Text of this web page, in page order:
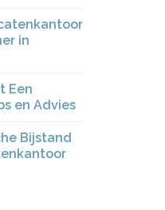
in
Een
en Advies
Bijstand